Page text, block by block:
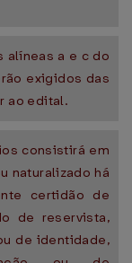
alíneas a e c do
exigidos das
ao edital.
consistirá em
naturalizado há
certidão de
de reservista,
de identidade,